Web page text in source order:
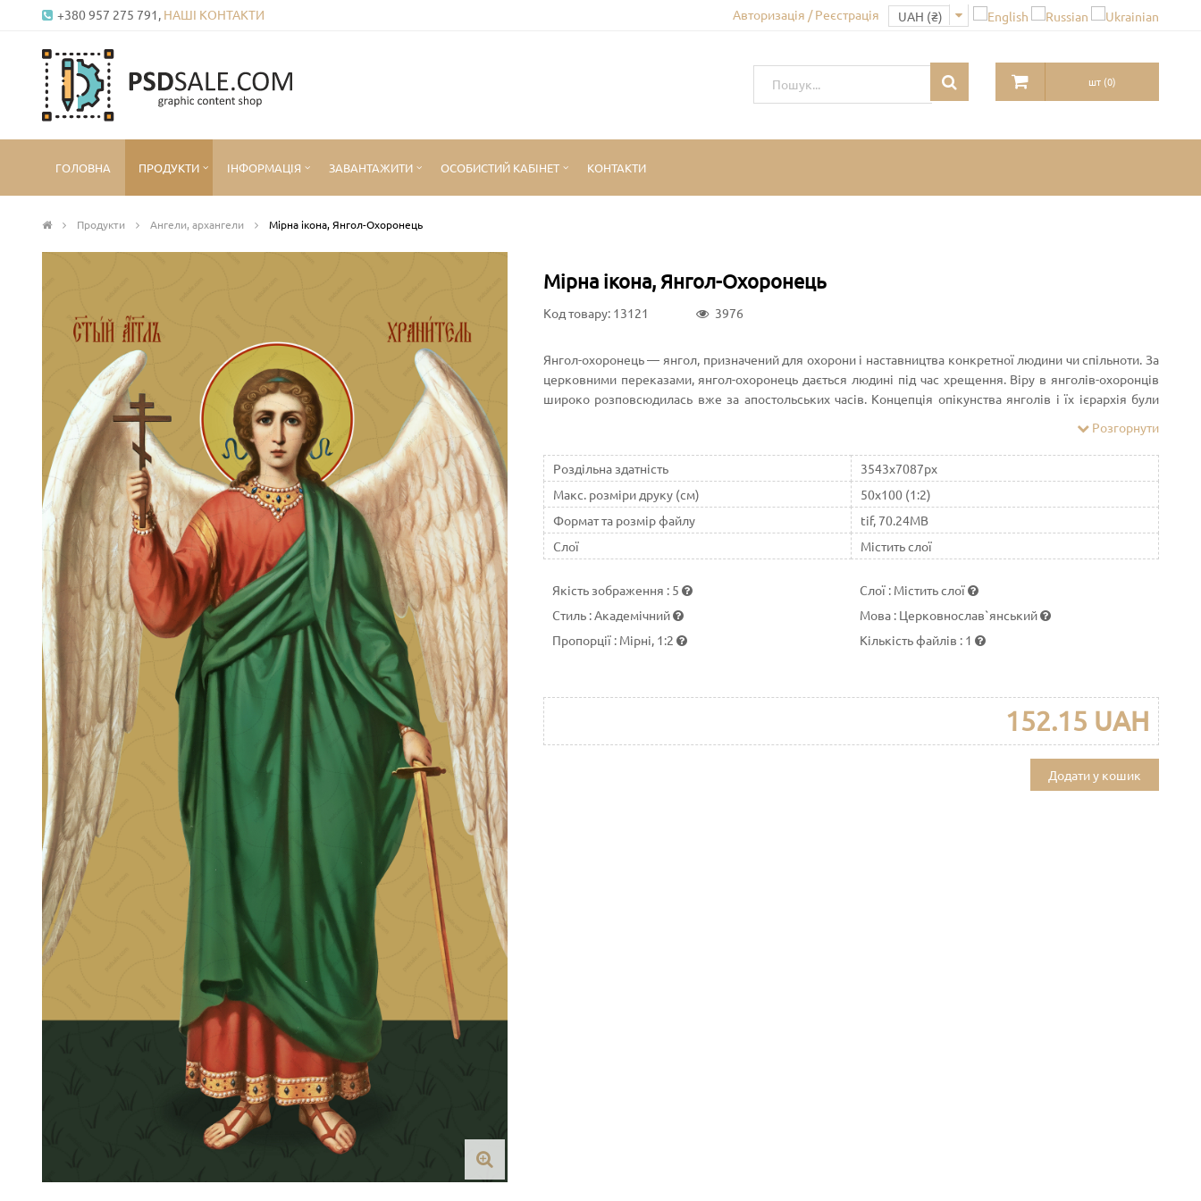
+380 957 275 791, НАШІ КОНТАКТИ Авторизація / Реєстрація
шт(0)
ГОЛОВНА ПРОДУКТИ ІНФОРМАЦІЯ ЗАВАНТАЖИТИ ОСОБИСТИЙ КАБІНЕТ КОНТАКТИ
Продукти Ангели, архангели Мірна ікона, Янгол-Охоронець
Мірна ікона, Янгол-Охоронець
Код товару: 13121 3976
Янгол-охоронець — янгол, призначений для охорони і наставництва конкретної людини чи спільноти. За
церковними переказами, янгол-охоронець дається людині під час хрещення. Віру в янголів-охоронців
широко розповсюдилась вже за апостольських часів. Концепція опікунства янголів і їх ієрархія були
Розгорнути
Роздільна здатність
3543x7087px
Макс. розміри друку (см)
50x100 (1:2)
Формат та розмір файлу
tif, 70.24MB
Слої
Містить слої
Якість зображення : 5 Слої : Містить слої
Стиль : Академічний Мова : Церковнослав`янський
Пропорції : Мірні, 1:2 Кількість файлів : 1
152.15 UAH
Додати у кошик